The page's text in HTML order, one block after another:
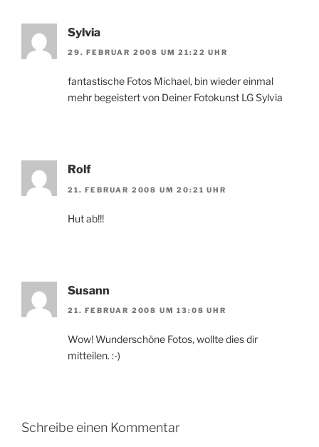
Sylvia
29. FEBRUAR 2008 UM 21:22 UHR
fantastische Fotos Michael, bin wieder einmal
mehr begeistert von Deiner Fotokunst LG Sylvia
Rolf
21. FEBRUAR 2008 UM 20:21 UHR
Hut ab!!!
Susann
21. FEBRUAR 2008 UM 13:08 UHR
Wow! Wunderschöne Fotos, wollte dies dir
mitteilen. :-)
Schreibe einen Kommentar